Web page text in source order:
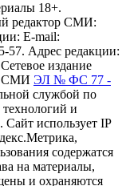
18+.
редактор СМИ:
E-mail:
57. Адрес редакции:
издание
СМИ ЭЛ № ФС 77 -
службой по
и
использует IP
содержатся
на материалы,
и охраняются